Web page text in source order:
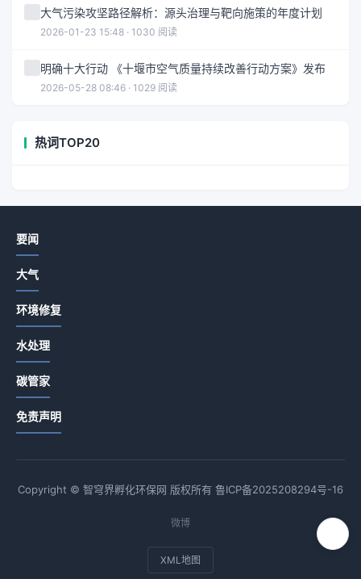
大气污染攻坚路径解析：源头治理与靶向施策的年度计划
2026-01-23 15:48 · 1030 阅读
明确十大行动 《十堰市空气质量持续改善行动方案》发布
2026-05-28 08:46 · 1029 阅读
热词TOP20
要闻
大气
环境修复
水处理
碳管家
免责声明
Copyright © 智穹界孵化环保网 版权所有 鲁ICP备2025208294号-16
微博
XML地图